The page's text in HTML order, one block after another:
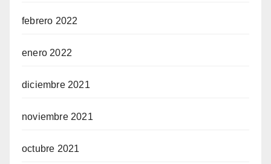
febrero 2022
enero 2022
diciembre 2021
noviembre 2021
octubre 2021